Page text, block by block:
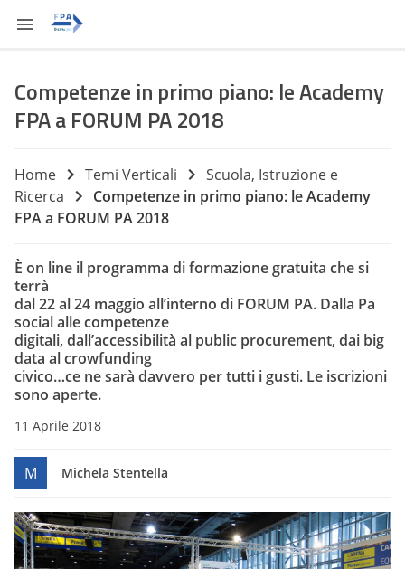
Competenze in primo piano: le Academy
FPA a FORUM PA 2018
Home Temi Verticali
Scuola, Istruzione e
Ricerca
Competenze in primo piano: le Academy
FPA a FORUM PA 2018
È on line il programma di formazione gratuita che si
terrà
dal 22 al 24 maggio all’interno di FORUM PA. Dalla Pa
social alle competenze
digitali, dall’accessibilità al public procurement, dai big
data al crowfunding
civico…ce ne sarà davvero per tutti i gusti. Le iscrizioni
sono aperte.
11 Aprile 2018
M Michela Stentella